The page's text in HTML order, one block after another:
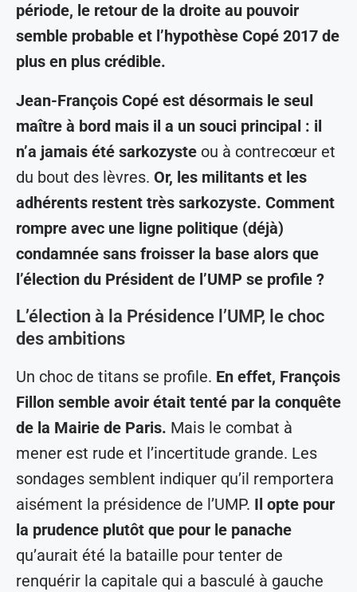
période, le retour de la droite au pouvoir
semble probable et l’hypothèse Copé 2017 de
plus en plus crédible.
Jean-François Copé est désormais le seul
maître à bord mais il a un souci principal : il
n’a jamais été sarkozyste ou à contrecœur et
du bout des lèvres. Or, les militants et les
adhérents restent très sarkozyste. Comment
rompre avec une ligne politique (déjà)
condamnée sans froisser la base alors que
l’élection du Président de l’UMP se profile ?
L’élection à la Présidence l’UMP, le choc
des ambitions
Un choc de titans se profile. En effet, François
Fillon semble avoir était tenté par la conquête
de la Mairie de Paris. Mais le combat à
mener est rude et l’incertitude grande. Les
sondages semblent indiquer qu’il remportera
aisément la présidence de l’UMP. Il opte pour
la prudence plutôt que pour le panache
qu’aurait été la bataille pour tenter de
renquérir la capitale qui a basculé à gauche